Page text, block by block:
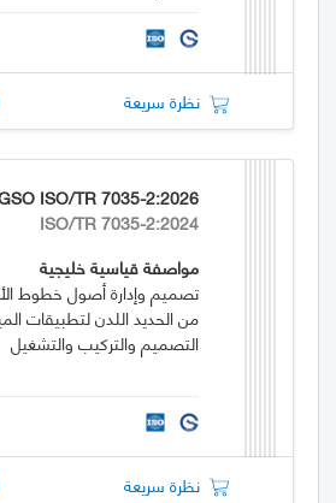
نظرة سريعة
ISO/TR 7035-2:2026
ISO/TR 7035-2:2024
مواصفة قياسية خليجية
تصميم وإدارة أصول خطوط
التصميم والتركيب والتشغيل
نظرة سريعة